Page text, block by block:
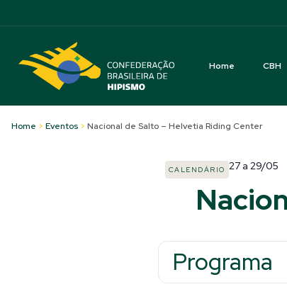
Home CBH
Home > Eventos > Nacional de Salto – Helvetia Riding Center
CALENDÁRIO 27 a 29/05
Programa